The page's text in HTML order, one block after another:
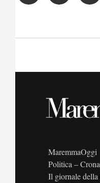
MaremmaOggi
Politica –
Il giornale della